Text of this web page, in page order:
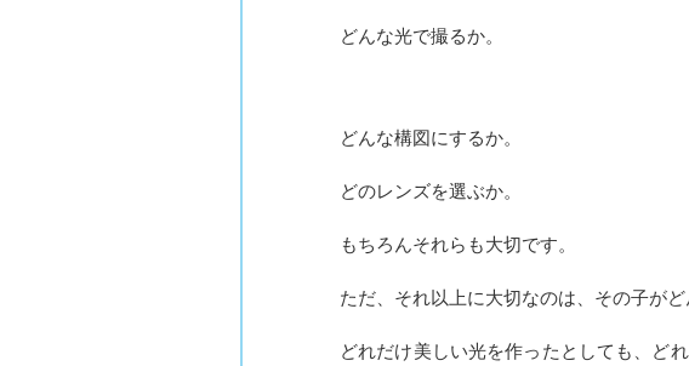
どんな光で撮るか。
どんな構図にするか。
どのレンズを選ぶか。
もちろんそれらも大切です。
ただ、それ以上に大切なのは、その子が
どれだけ美しい光を作ったとしても、ど